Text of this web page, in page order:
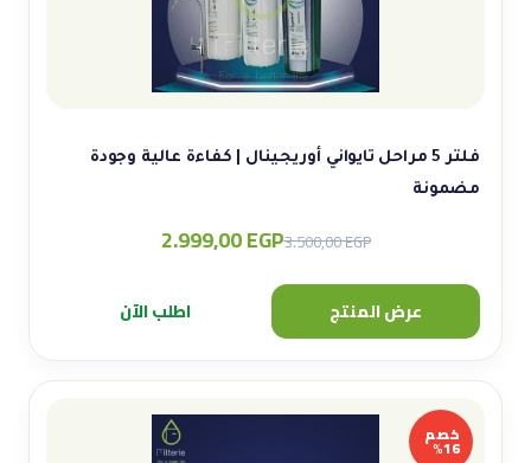
فلتر 5 مراحل تايواني أوريجينال | كفاءة عالية وجودة
مضمونة
3.500,00EGP
Original
2.999,00EGP
Current
عرض المنتج اطلب الآن
خصم
16%